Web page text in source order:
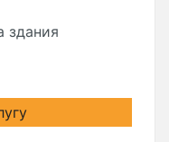
здания